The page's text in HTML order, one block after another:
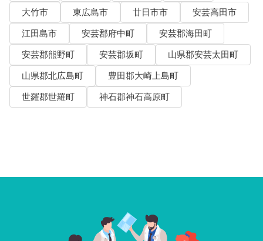
大竹市
東広島市 廿日市市
安芸高田市
江田島市
安芸郡府中町
安芸郡海田町
安芸郡熊野町
安芸郡坂町
山県郡安芸太田町
山県郡北広島町
豊田郡大崎上島町
世羅郡世羅町
神石郡神石高原町